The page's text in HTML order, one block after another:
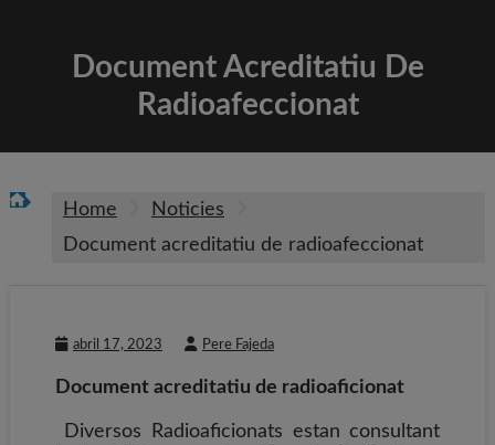
Document Acreditatiu De
Radioafeccionat
Home
Noticies
Document acreditatiu de radioafeccionat
abril 17, 2023 Pere Fajeda
Document acreditatiu de radioaficionat
Diversos Radioaficionats estan consultant